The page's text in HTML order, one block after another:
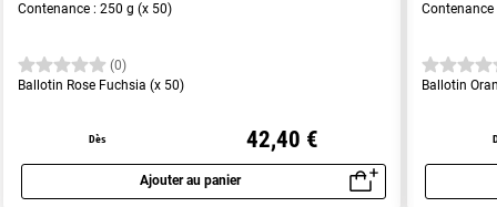
Contenance : 250 g (x 50)
(0)
Ballotin Rose Fuchsia (x 50)
Dès 42,40 €
Ajouter au panier
Aperçu rapide
Contenance
Ballotin